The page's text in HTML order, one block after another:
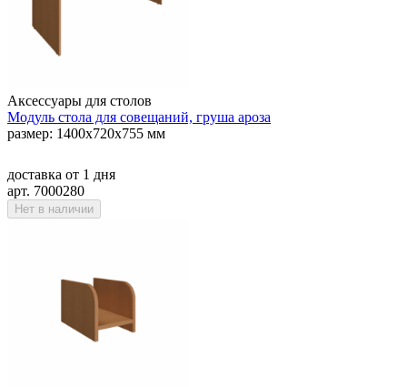
Аксессуары для столов
Модуль стола для совещаний, груша ароза
размер: 1400х720х755 мм
доставка от 1 дня
арт. 7000280
Нет в наличии